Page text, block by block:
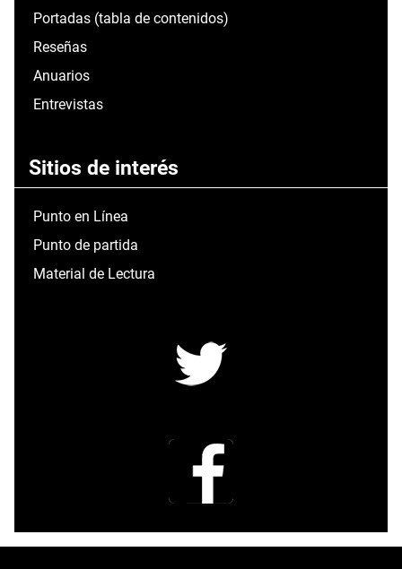
Portadas (tabla de contenidos)
Reseñas
Anuarios
Entrevistas
Sitios de interés
Punto en Línea
Punto de partida
Material de Lectura